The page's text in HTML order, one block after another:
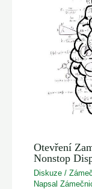
Otevření
Nonstop
Diskuze /
Napsal